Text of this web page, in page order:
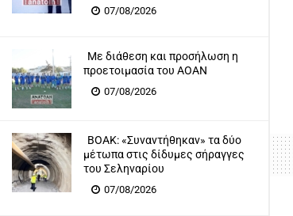
07/08/2026
Με διάθεση και προσήλωση η
προετοιμασία του ΑΟΑΝ
07/08/2026
ΒΟΑΚ: «Συναντήθηκαν» τα δύο
μέτωπα στις δίδυμες σήραγγες
του Σεληναρίου
07/08/2026